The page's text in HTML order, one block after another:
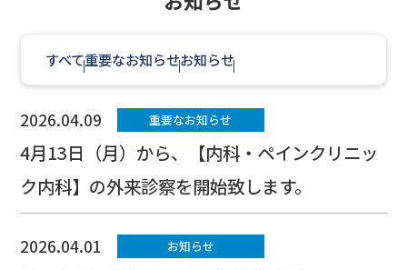
すべて重要なお知らせお知らせ
2026.04.09 重要なお知らせ
4月13日（月）から、【内科・ペインクリニッ
ク内科】の外来診察を開始致します。
2026.04.01 お知らせ